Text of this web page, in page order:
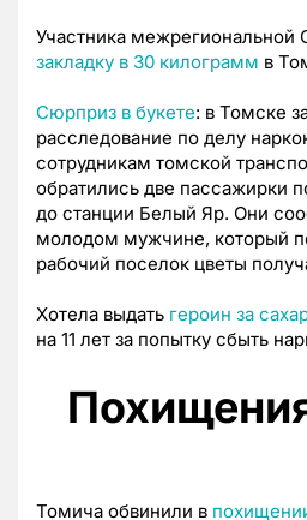
Участника межрегиональной
закладку в 30 килограмм в
Сюрприз в букете: в Томске
расследование по делу
сотрудникам томской
обратились две пассажирки
до станции Белый Яр. Они
молодом мужчине, который
рабочий поселок цветы
Хотела выдать героин за
на 11 лет за попытку сбыть
Томича обвинили в